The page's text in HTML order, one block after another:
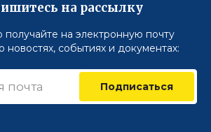
на рассылку
получайте на электронную почту
событиях и документах:
Подписаться